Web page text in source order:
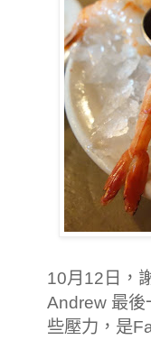
10月12日，
Andrew 最後
些壓力，是